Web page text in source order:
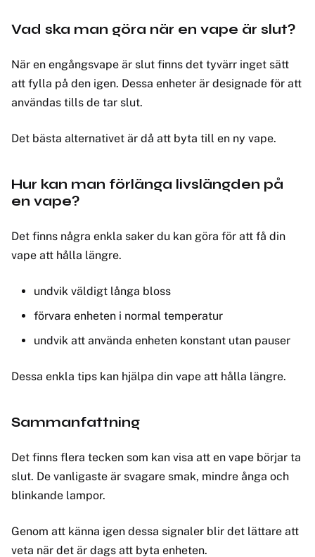
Vad ska man göra när en vape är slut?
När en engångsvape är slut finns det tyvärr inget sätt
att fylla på den igen. Dessa enheter är designade för att
användas tills de tar slut.
Det bästa alternativet är då att byta till en ny vape.
Hur kan man förlänga livslängden på
en vape?
Det finns några enkla saker du kan göra för att få din
vape att hålla längre.
undvik väldigt långa bloss
förvara enheten i normal temperatur
undvik att använda enheten konstant utan pauser
Dessa enkla tips kan hjälpa din vape att hålla längre.
Sammanfattning
Det finns flera tecken som kan visa att en vape börjar ta
slut. De vanligaste är svagare smak, mindre ånga och
blinkande lampor.
Genom att känna igen dessa signaler blir det lättare att
veta när det är dags att byta enheten.